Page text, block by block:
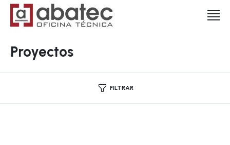
Proyectos
FILTRAR